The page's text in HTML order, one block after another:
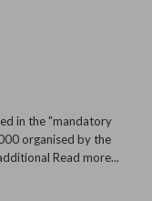
in the "mandatory
organised by the
Read more...